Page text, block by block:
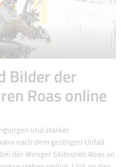
Bilder der
Roas online
und starker
nach dem gestrigen Unfall
der Wenger Skitouren Roas an